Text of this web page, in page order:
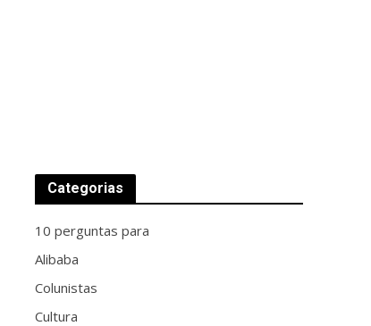
Categorias
10 perguntas para
Alibaba
Colunistas
Cultura